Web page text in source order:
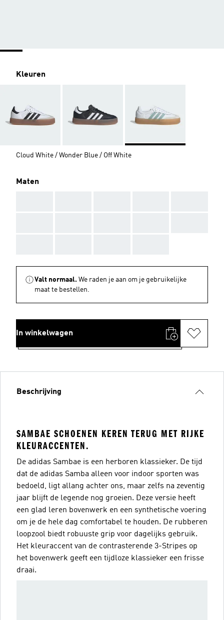
Kleuren
Cloud White / Wonder Blue / Off White
Maten
Valt normaal. We raden je aan om je gebruikelijke
maat te bestellen.
In winkelwagen
Beschrijving
SAMBAE SCHOENEN KEREN TERUG MET RIJKE
KLEURACCENTEN.
De adidas Sambae is een herboren klassieker. De tijd
dat de adidas Samba alleen voor indoor sporten was
bedoeld, ligt allang achter ons, maar zelfs na zeventig
jaar blijft de legende nog groeien. Deze versie heeft
een glad leren bovenwerk en een synthetische voering
om je de hele dag comfortabel te houden. De rubberen
loopzool biedt robuuste grip voor dagelijks gebruik.
Het kleuraccent van de contrasterende 3-Stripes op
het bovenwerk geeft een tijdloze klassieker een frisse
draai.